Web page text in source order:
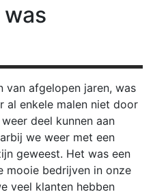
van afgelopen jaren, was
al enkele malen niet door
deel kunnen aan
we weer met een
geweest. Het was een
mooie bedrijven in onze
veel klanten hebben